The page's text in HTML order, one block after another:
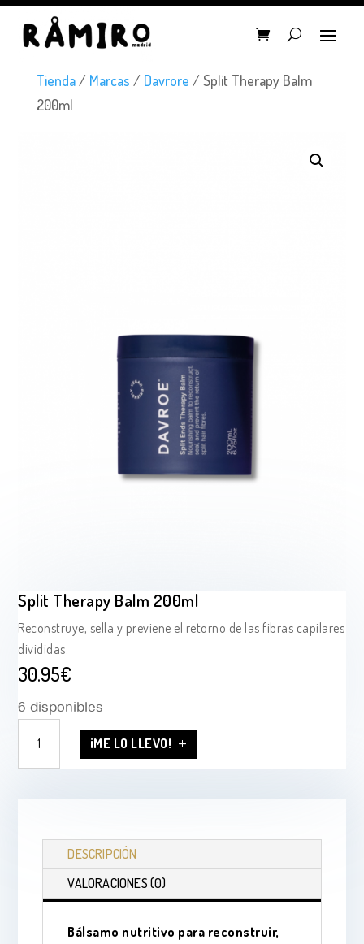
Tienda/ Marcas / Davrore / Split Therapy Balm
200ml
Split Therapy Balm 200ml
Reconstruye, sella y previene el retorno de las fibras capilares
divididas.
30.95€
6 disponibles
¡ME LO LLEVO!
DESCRIPCIÓN
VALORACIONES (0)
Bálsamo nutritivo para reconstruir,